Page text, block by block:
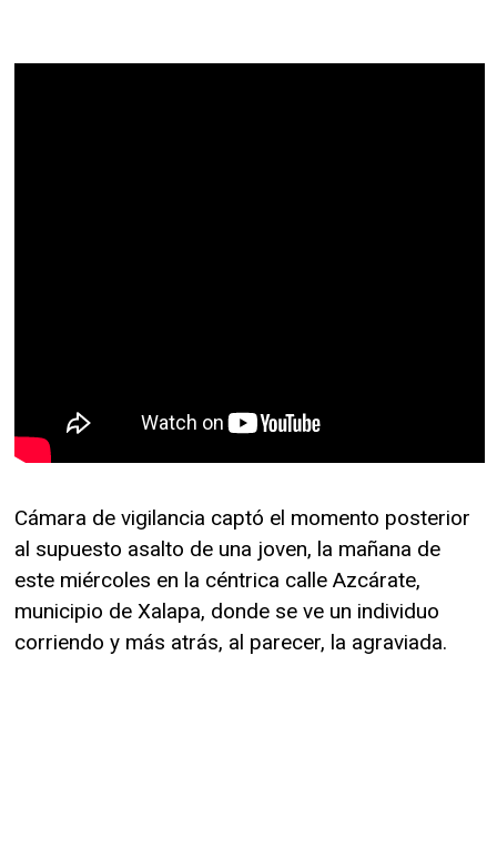
Cámara de vigilancia captó el momento posterior
al supuesto asalto de una joven, la mañana de
este miércoles en la céntrica calle Azcárate,
municipio de Xalapa, donde se ve un individuo
corriendo y más atrás, al parecer, la agraviada.